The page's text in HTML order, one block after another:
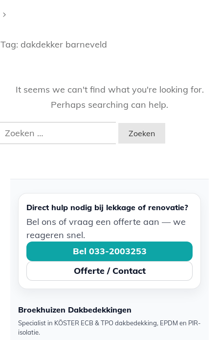
Tag: dakdekker barneveld
It seems we can't find what you're looking for.
Perhaps searching can help.
Zoeken
naar:
Direct hulp nodig bij lekkage of renovatie?
Bel ons of vraag een offerte aan — we
reageren snel.
Bel 033-2003253
Offerte / Contact
Broekhuizen Dakbedekkingen
Specialist in KÖSTER ECB & TPO dakbedekking, EPDM en PIR-
isolatie.